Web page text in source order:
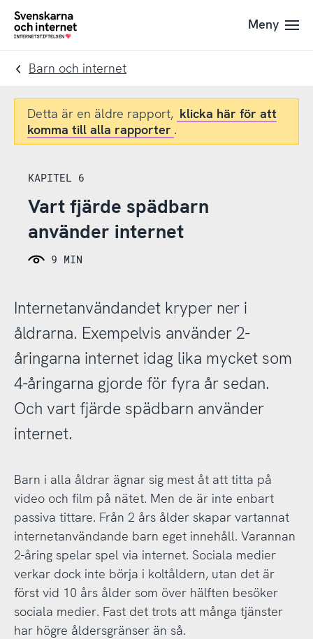
Till
navigation
Till
innehåll
To
Meny
Barn och internet
Detta är en äldre rapport, klicka här för att
komma till alla rapporter .
KAPITEL 6
Vart fjärde spädbarn
använder internet
9 MIN
Internetanvändandet kryper ner i
åldrarna. Exempelvis använder 2-
åringarna internet idag lika mycket som
4-åringarna gjorde för fyra år sedan.
Och vart fjärde spädbarn använder
internet.
Barn i alla åldrar ägnar sig mest åt att titta på
video och film på nätet. Men de är inte enbart
passiva tittare. Från 2 års ålder skapar vartannat
internetanvändande barn eget innehåll. Varannan
2-åring spelar spel via internet. Sociala medier
verkar dock inte börja i koltåldern, utan det är
först vid 10 års ålder som över hälften besöker
sociala medier. Fast det trots att många tjänster
har högre åldersgränser än så.